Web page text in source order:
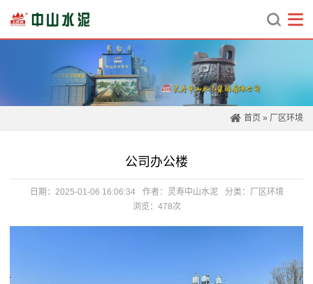
首页 » 厂区环境
公司办公楼
日期：2025-01-06 16:06:34 作者：灵寿中山水泥 分类：
厂区环境
浏览：478次